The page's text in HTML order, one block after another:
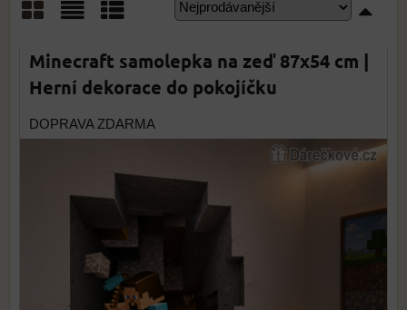
Minecraft samolepka na zeď 87x54 cm |
Herní dekorace do pokojíčku
DOPRAVA ZDARMA